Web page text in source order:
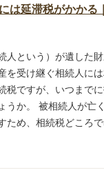
は延滞税がかかる
人という）が遺した
を受け継ぐ相続人に
税ですが、いつまで
うか。 被相続人が亡
ため、相続税どころ